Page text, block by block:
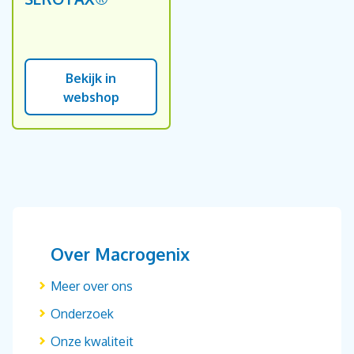
Bekijk in
webshop
Over Macrogenix
Meer over ons
Onderzoek
Onze kwaliteit